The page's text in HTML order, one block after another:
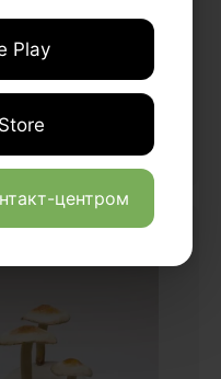
Play
центром
наших лесов